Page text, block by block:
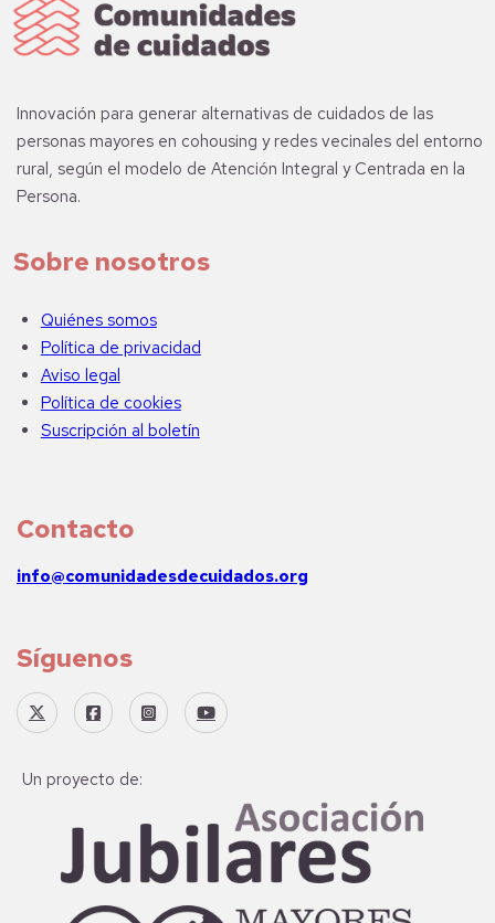
Innovación para generar alternativas de cuidados de las
personas mayores en cohousing y redes vecinales del entorno
rural, según el modelo de Atención Integral y Centrada en la
Persona.
Sobre nosotros
Quiénes somos
Política de privacidad
Aviso legal
Política de cookies
Suscripción al boletín
Contacto
info@comunidadesdecuidados.org
Síguenos
Un proyecto de: